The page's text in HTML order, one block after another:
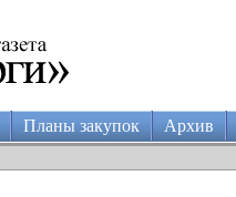
Планы закупок Архив